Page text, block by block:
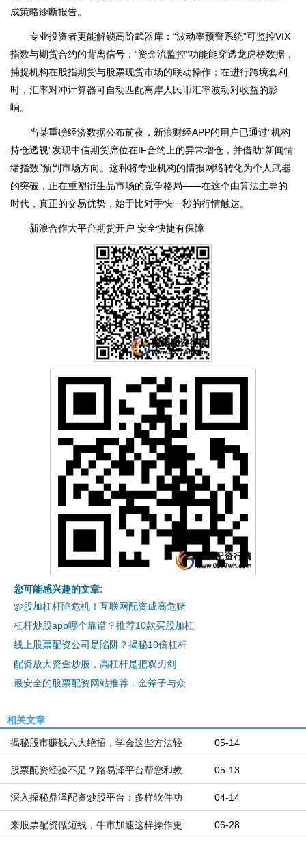
成策略诊断报告。
专业投资者更能解锁高阶武器库：“波动率预警系统”可监控VIX
指数与期货合约的背离信号；“资金流监控”功能能穿透龙虎榜数据，
捕捉机构在股指期货与股票现货市场的联动操作；在进行跨境套利
时，汇率对冲计算器可自动匹配离岸人民币汇率波动对收益的影
响。
当某重磅经济数据公布前夜，新浪财经APP的用户已通过“机构
持仓透视”发现中信期货席位在IF合约上的异常增仓，并借助“新闻情
绪指数”预判市场方向。这种将专业机构的情报网络转化为个人武器
的突破，正在重塑衍生品市场的竞争格局——在这个由算法主导的
时代，真正的交易优势，始于比对手快一秒的行情触达。
新浪合作大平台期货开户 安全快捷有保障
您可能感兴趣的文章:
炒股加杠杆陷危机！互联网配资成高危赌
杠杆炒股app哪个靠谱？推荐10款买股加杠
线上股票配资公司是陷阱？揭秘10倍杠杆
配资放大资金炒股，高杠杆是把双刃剑
最安全的股票配资网站推荐：金斧子与众
相关文章
05-14
揭秘股市赚钱六大绝招，学会这些方法轻
05-13
股票配资经验不足？路易泽平台帮您和教
04-14
深入探秘鼎泽配资炒股平台：多样软件功
06-28
来股票配资做短线，牛市加速这样操作更